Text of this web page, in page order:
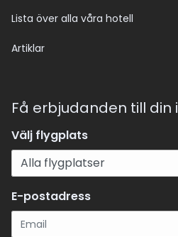
Lista över alla våra hotell
Artiklar
Få erbjudanden till din
Välj flygplats
E-postadress